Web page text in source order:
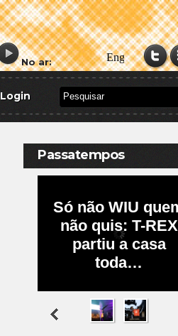
No ar:
Login
Passatempos